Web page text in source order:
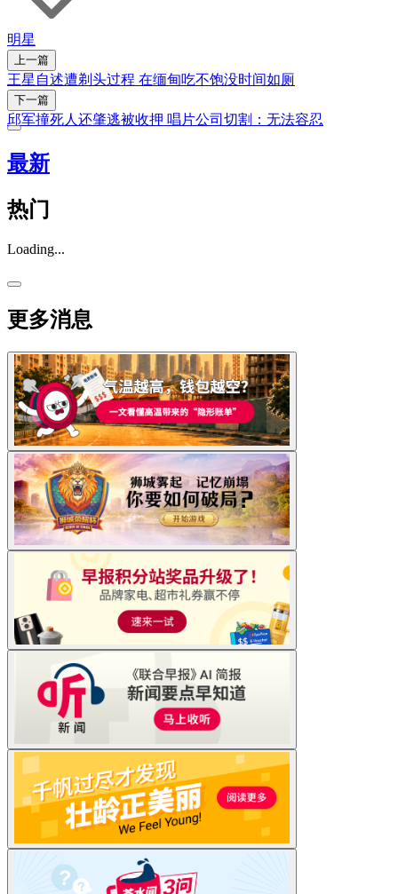
明星
上一篇
王星自述遭剃头过程 在缅甸吃不饱没时间如厕
下一篇
邱军撞死人还肇逃被收押 唱片公司切割：无法容忍
最新
热门
Loading...
更多消息